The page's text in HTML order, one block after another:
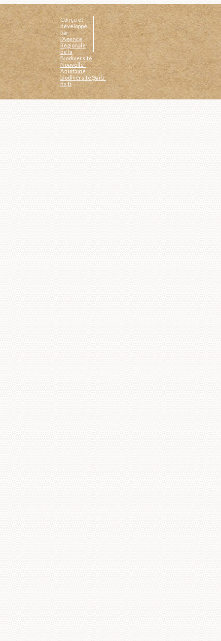
Conçu et
développé
par :
l’Agence
Régionale
de la
Biodiversité
Nouvelle-
Aquitaine
biodiversite@arb-
na.fr